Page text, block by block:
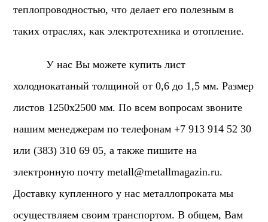
теплопроводностью, что делает его полезным в
таких отраслях, как электротехника и отопление.
У нас Вы можете купить лист
холоднокатаный толщиной от 0,6 до 1,5 мм. Размер
листов 1250х2500 мм. По всем вопросам звоните
нашим менеджерам по телефонам +7 913 914 52 30
или (383) 310 69 05, а также пишите на
электронную почтуmetall@metallmagazin.ru.
Доставку купленного у нас металлопроката мы
осуществляем своим транспортом. В общем, Вам